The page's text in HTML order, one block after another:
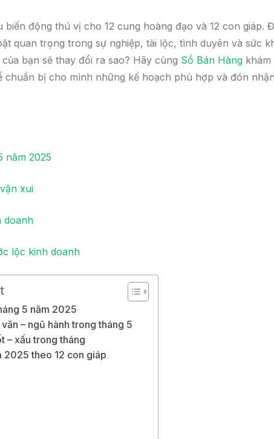
động thú vị cho 12 cung hoàng đạo và 12 con giáp.
quan trọng trong sự nghiệp, tài lộc, tình duyên và sức
bạn sẽ thay đổi ra sao? Hãy cùng Sổ Bán Hàng khám
bị cho mình những kế hoạch phù hợp và đón
năm 2025
xui
doanh
lộc kinh doanh
5 năm 2025
– ngũ hành trong tháng 5
– xấu trong tháng
2025 theo 12 con giáp